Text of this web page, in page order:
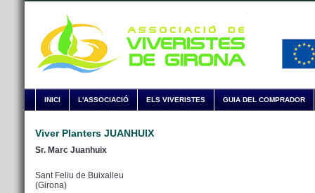
INICI L'ASSOCIACIÓ ELS VIVERISTES GUIA DEL COMPRADOR
Viver Planters JUANHUIX
Sr. Marc Juanhuix
Sant Feliu de Buixalleu
(Girona)